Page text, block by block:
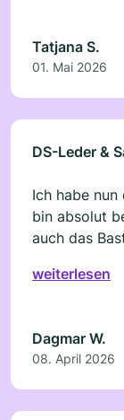
Tatjana S.
01. Mai 2026
DS-Leder &
Ich habe
bin absolut
auch das
Bastelleders
Kunde mit
kann DS-
herzlichen
weiterlesen
Dagmar W.
08. April 2026